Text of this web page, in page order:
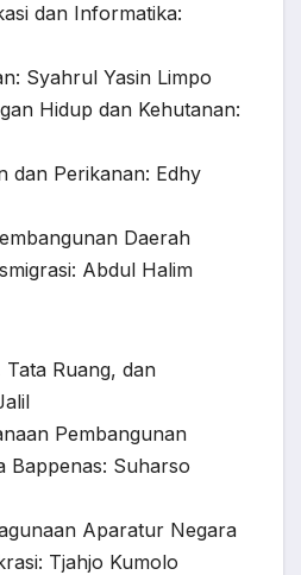
dan Informatika:
Syahrul Yasin Limpo
Hidup dan Kehutanan:
dan Perikanan: Edhy
Daerah
Abdul Halim
Ruang, dan
Pembangunan
Bappenas: Suharso
Aparatur Negara
Tjahjo Kumolo